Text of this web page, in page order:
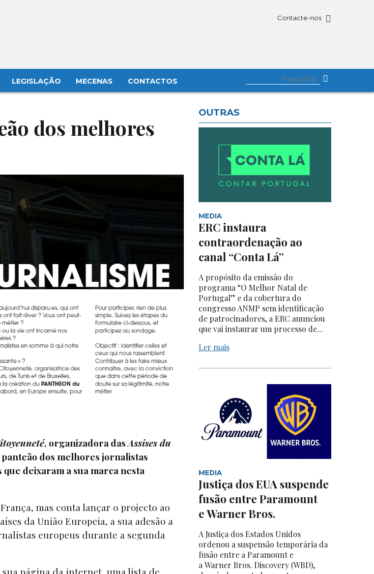
Contacte-nos
LEGISLAÇÃO MECENAS CONTACTOS
dos melhores
, organizadora dasAssises du
dos melhores jornalistas
deixaram a sua marca nesta
mas conta lançar o projecto ao
da União Europeia, a sua adesão a
europeus durante a segunda
OUTRAS
MEDIA
ERC instaura
contraordenação ao
canal “Conta Lá”
A propósito da emissão do
programa “O Melhor Natal de
Portugal” e da cobertura do
congresso ANMP sem identificação
de patrocinadores, a ERC anunciou
que vai instaurar um processo de...
Ler mais
MEDIA
Justiça dos EUA suspende
fusão entre Paramount
e Warner Bros.
A Justiça dos Estados Unidos
ordenou a suspensão temporária da
fusão entre a Paramount e
a Warner Bros. Discovery (WBD),